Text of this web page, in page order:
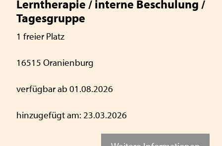
Lerntherapie / interne Beschulung /
Tagesgruppe
1 freier Platz
16515 Oranienburg
verfügbar ab 01.08.2026
hinzugefügt am: 23.03.2026